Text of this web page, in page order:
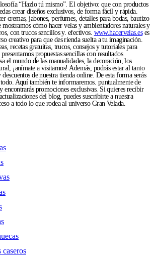
“Hazlo tú mismo”. El objetivo: que con productos
crear diseños exclusivos, de forma fácil y rápida.
cremas, jabones, perfumes, detalles para bodas, bautizo
cómo hacer velas y ambientadores naturales y
con trucos sencillos y. efectivos. www.hacervelas.eses
creativo para que des rienda suelta a tu imaginación.
recetas gratuitas, trucos, consejos y tutoriales para
propuestas sencillas con resultados
el mundo de las manualidades, la decoración, los
¡anímate a visitarnos! Además, podrás estar al tanto
de nuestra tienda online. De esta forma serás
Aquí también te informaremos. puntualmente de
encontrarás promociones exclusivas. Si quieres recibir
del blog, puedes suscribirte a nuestra
a todo lo que rodea al universo Gran Velada.
caseros